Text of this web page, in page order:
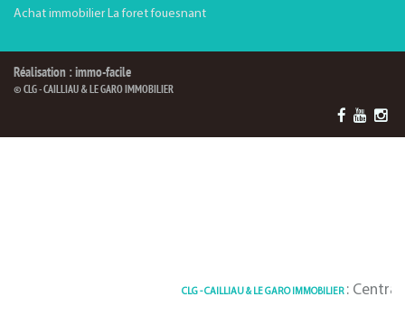
Achat immobilier La foret fouesnant
Réalisation : immo-facile
© CLG - CAILLIAU & LE GARO IMMOBILIER
CLG - CAILLIAU & LE GARO IMMOBILIER: Centrale